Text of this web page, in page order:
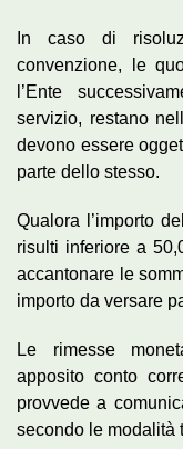
In caso di
convenzione, le
l’Ente
servizio, restano
devono essere
parte dello stesso.
Qualora l’importo
risulti inferiore a
accantonare le
importo da versare
Le rimesse
apposito conto
provvede a
secondo le modalità